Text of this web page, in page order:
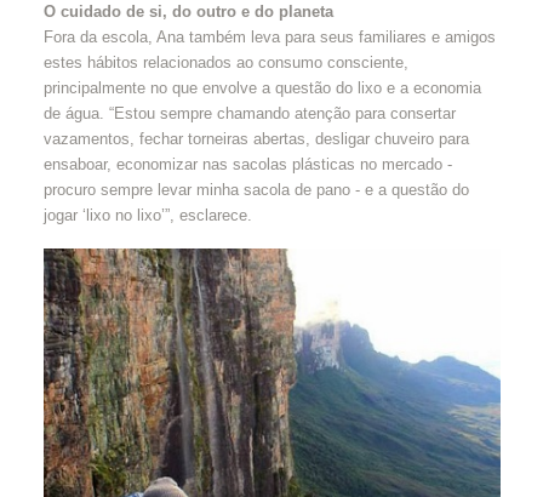
O cuidado de si, do outro e do planeta
Fora da escola, Ana também leva para seus familiares e amigos
estes hábitos relacionados ao consumo consciente,
principalmente no que envolve a questão do lixo e a economia
de água. “Estou sempre chamando atenção para consertar
vazamentos, fechar torneiras abertas, desligar chuveiro para
ensaboar, economizar nas sacolas plásticas no mercado -
procuro sempre levar minha sacola de pano - e a questão do
jogar ‘lixo no lixo’”, esclarece.